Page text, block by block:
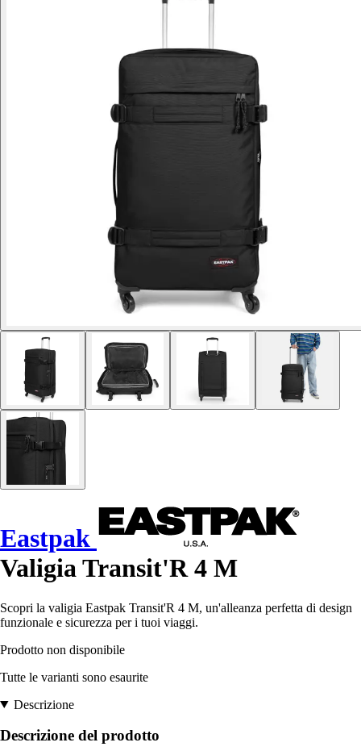
Eastpak
Valigia Transit'R 4 M
Scopri la valigia Eastpak Transit'R 4 M, un'alleanza perfetta di design
funzionale e sicurezza per i tuoi viaggi.
Prodotto non disponibile
Tutte le varianti sono esaurite
Descrizione
Descrizione del prodotto